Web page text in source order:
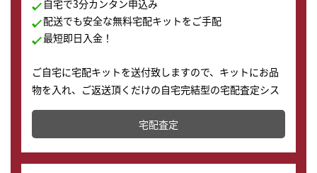
自宅で3分カンタン申込み
配送でも安全な無料宅配キットをご手配
最短即日入金！
ご自宅に宅配キットを送付致しますので、キットにお品
物を入れ、ご返送頂くだけの自宅完結型の宅配査定シス
テムです。
配送でも簡単&安全に査定・買取に出すことが可能で
す。
宅配査定